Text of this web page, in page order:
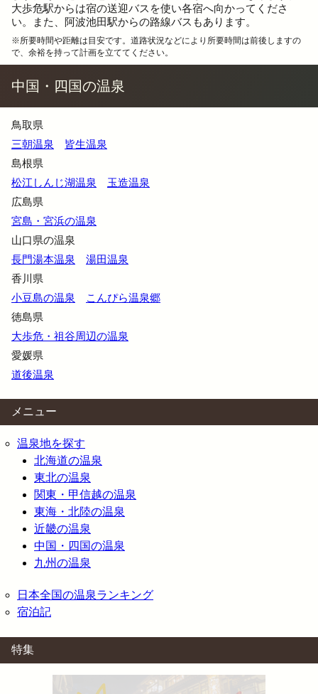
大歩危駅からは宿の送迎バスを使い各宿へ向かってくださ
い。また、阿波池田駅からの路線バスもあります。
※所要時間や距離は目安です。道路状況などにより所要時間は前後しますの
で、余裕を持って計画を立ててください。
中国・四国の温泉
鳥取県
三朝温泉
皆生温泉
島根県
松江しんじ湖温泉
玉造温泉
広島県
宮島・宮浜の温泉
山口県の温泉
長門湯本温泉
湯田温泉
香川県
小豆島の温泉
こんぴら温泉郷
徳島県
大歩危・祖谷周辺の温泉
愛媛県
道後温泉
メニュー
温泉地を探す
北海道の温泉
東北の温泉
関東・甲信越の温泉
東海・北陸の温泉
近畿の温泉
中国・四国の温泉
九州の温泉
日本全国の温泉ランキング
宿泊記
特集